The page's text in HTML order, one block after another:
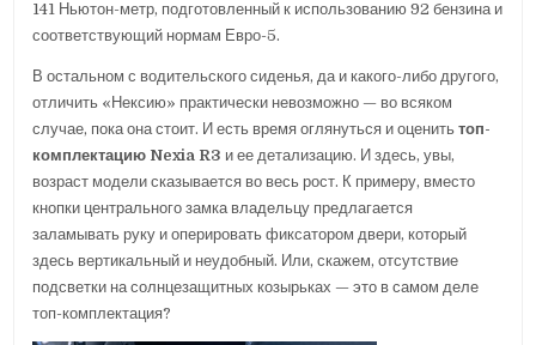
141 Ньютон-метр, подготовленный к использованию 92 бензина и
соответствующий нормам Евро-5.
В остальном с водительского сиденья, да и какого-либо другого,
отличить «Нексию» практически невозможно — во всяком
случае, пока она стоит. И есть время оглянуться и оценитьтоп-
комплектацию Nexia R3 и ее детализацию. И здесь, увы,
возраст модели сказывается во весь рост. К примеру, вместо
кнопки центрального замка владельцу предлагается
заламывать руку и оперировать фиксатором двери, который
здесь вертикальный и неудобный. Или, скажем, отсутствие
подсветки на солнцезащитных козырьках — это в самом деле
топ-комплектация?